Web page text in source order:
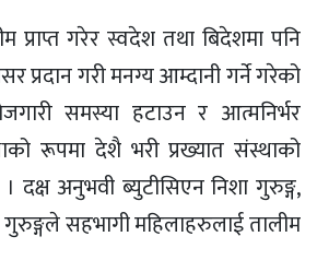
प्राप्त गरेर स्वदेश तथा बिदेशमा पनि
प्रदान गरी मनग्य आम्दानी गर्ने गरेको
समस्या हटाउन र आत्मनिर्भर
रूपमा देशै भरी प्रख्यात संस्थाको
दक्ष अनुभवी ब्युटीसिएन निशा गुरुङ्ग,
गुरुङ्गले सहभागी महिलाहरुलाई तालीम